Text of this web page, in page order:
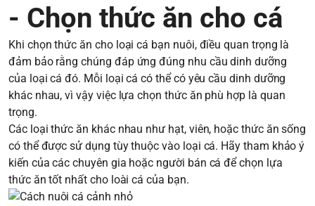
- Chọn thức ăn cho cá
Khi chọn thức ăn cho loại cá bạn nuôi, điều quan trọng là
đảm bảo rằng chúng đáp ứng đúng nhu cầu dinh dưỡng
của loại cá đó. Mỗi loại cá có thể có yêu cầu dinh dưỡng
khác nhau, vì vậy việc lựa chọn thức ăn phù hợp là quan
trọng.
Các loại thức ăn khác nhau như hạt, viên, hoặc thức ăn sống
có thể được sử dụng tùy thuộc vào loại cá. Hãy tham khảo ý
kiến của các chuyên gia hoặc người bán cá để chọn lựa
thức ăn tốt nhất cho loài cá của bạn.